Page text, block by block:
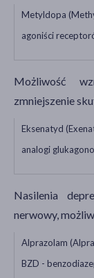
Metyldopa
agoniści
Możliwość
zmniejszenie
Eksenatyd
analogi
Nasilenia
nerwowy,
Alprazolam
BZD -